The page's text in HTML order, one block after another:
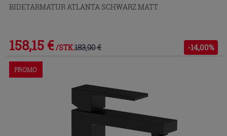
BIDETARMATUR ATLANTA SCHWARZ MATT
158,15 € /STK.183,90 € -14,00%
PROMO